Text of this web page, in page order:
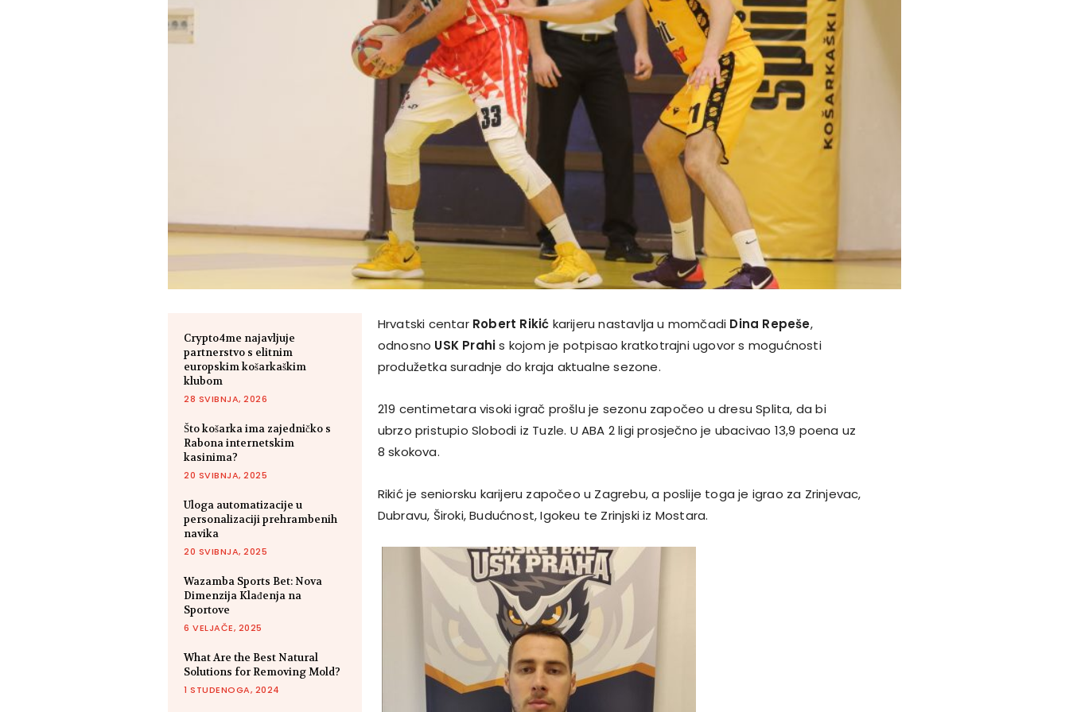
Crypto4me najavljuje
partnerstvo s elitnim
europskim košarkaškim
klubom
28 SVIBNJA, 2026
Što košarka ima zajedničko s
Rabona internetskim
kasinima?
20 SVIBNJA, 2025
Uloga automatizacije u
personalizaciji prehrambenih
navika
20 SVIBNJA, 2025
Wazamba Sports Bet: Nova
Dimenzija Klađenja na
Sportove
6 VELJAČE, 2025
What Are the Best Natural
Solutions for Removing Mold?
1 STUDENOGA, 2024
Hrvatski centar Robert Rikić karijeru nastavlja u momčadi Dina Repeše,
odnosno USK Prahis kojom je potpisao kratkotrajni ugovor s mogućnosti
produžetka suradnje do kraja aktualne sezone.
219 centimetara visoki igrač prošlu je sezonu započeo u dresu Splita, da bi
ubrzo pristupio Slobodi iz Tuzle. U ABA 2 ligi prosječno je ubacivao 13,9 poena uz
8 skokova.
Rikić je seniorsku karijeru započeo u Zagrebu, a poslije toga je igrao za Zrinjevac,
Dubravu, Široki, Budućnost, Igokeu te Zrinjski iz Mostara.